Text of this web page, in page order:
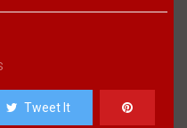
Tweet It